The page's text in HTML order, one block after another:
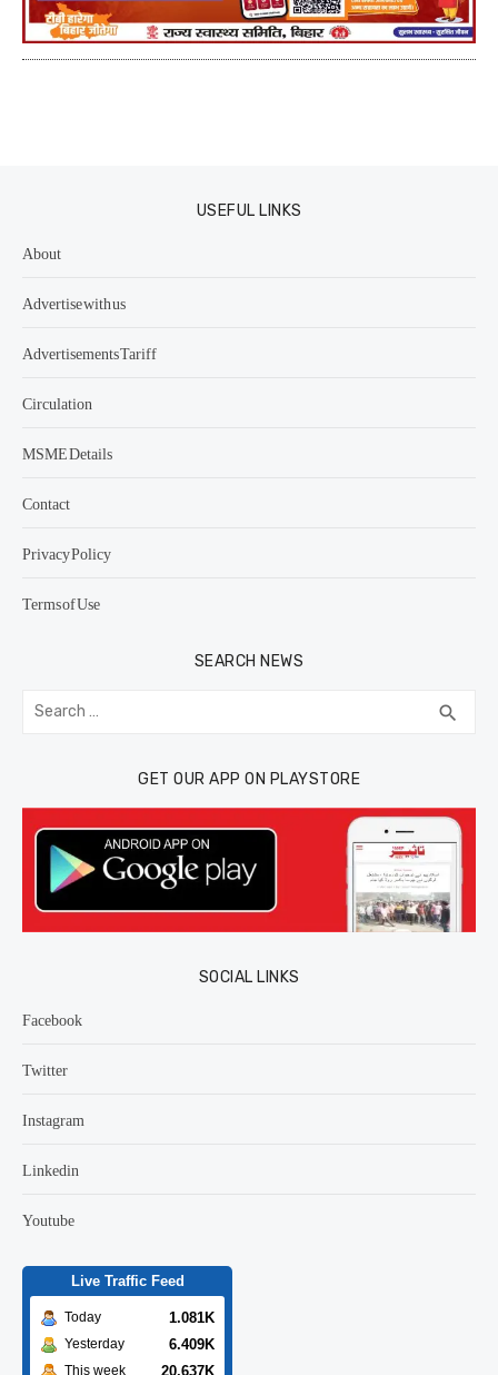
USEFUL LINKS
About
Advertise with us
Advertisements Tariff
Circulation
MSME Details
Contact
Privacy Policy
Terms of Use
SEARCH NEWS
Search
for: search
GET OUR APP ON PLAYSTORE
SOCIAL LINKS
Facebook
Twitter
Instagram
Linkedin
Youtube
Live Traffic Feed
Today 1.081K
Yesterday 6.409K
This week 20.637K